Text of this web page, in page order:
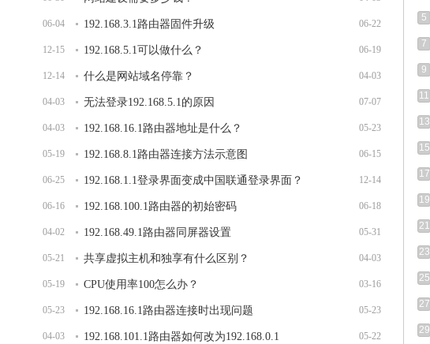
06-04 06-22
192.168.3.1路由器固件升级
12-15 06-19
192.168.5.1可以做什么？
12-14 04-03
什么是网站域名停靠？
04-03 07-07
无法登录192.168.5.1的原因
04-03 05-23
192.168.16.1路由器地址是什么？
05-19 06-15
192.168.8.1路由器连接方法示意图
06-25 12-14
192.168.1.1登录界面变成中国联通登录界面？
06-16 06-18
192.168.100.1路由器的初始密码
04-02 05-31
192.168.49.1路由器同屏器设置
05-21 04-03
共享虚拟主机和独享有什么区别？
05-19 03-16
CPU使用率100怎么办？
05-23 05-23
192.168.16.1路由器连接时出现问题
04-03 05-22
192.168.101.1路由器如何改为192.168.0.1
5
7
9
11
13
15
17
19
21
23
25
27
29